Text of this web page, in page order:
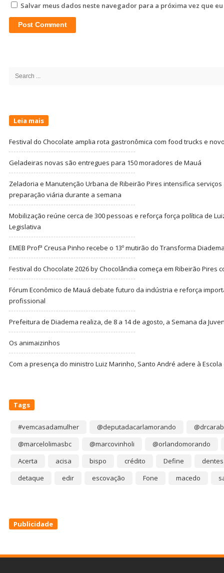
Salvar meus dados neste navegador para a próxima vez que
Leia mais
Festival do Chocolate amplia rota gastronômica com food trucks e
Geladeiras novas são entregues para 150 moradores de Mauá
Zeladoria e Manutenção Urbana de Ribeirão Pires intensifica
preparação viária durante a semana
Mobilização reúne cerca de 300 pessoas e reforça força política de
Legislativa
EMEB Profª Creusa Pinho recebe o 13º mutirão do Transforma
Festival do Chocolate 2026 by Chocolândia começa em Ribeirão Pires
Fórum Econômico de Mauá debate futuro da indústria e reforça
profissional
Prefeitura de Diadema realiza, de 8 a 14 de agosto, a Semana da
Os animaizinhos
Com a presença do ministro Luiz Marinho, Santo André adere à
Tags
#vemcasadamulher @deputadacarlamorando
@marcelolimasbc
@marcovinholi
@orlandomorando
Acerta
acisa bispo crédito Define
dentes
detaque
edir escovação Fone macedo
Publicidade